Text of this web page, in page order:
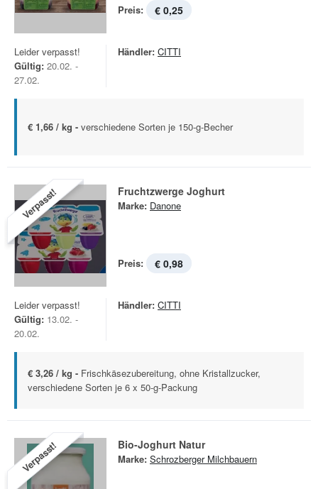
Preis: € 0,25
Leider verpasst!
Gültig: 20.02. -
27.02.
Händler: CITTI
€ 1,66 / kg - verschiedene Sorten je 150-g-Becher
Verpasst! Fruchtzwerge Joghurt
Marke: Danone
Preis: € 0,98
Leider verpasst!
Gültig: 13.02. -
20.02.
Händler: CITTI
€ 3,26 / kg - Frischkäsezubereitung, ohne Kristallzucker,
verschiedene Sorten je 6 x 50-g-Packung
Verpasst! Bio-Joghurt Natur
Marke: Schrozberger Milchbauern